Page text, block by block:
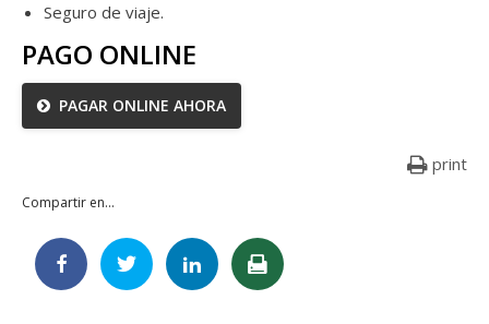
Seguro de viaje.
PAGO ONLINE
PAGAR ONLINE AHORA
print
Compartir en...